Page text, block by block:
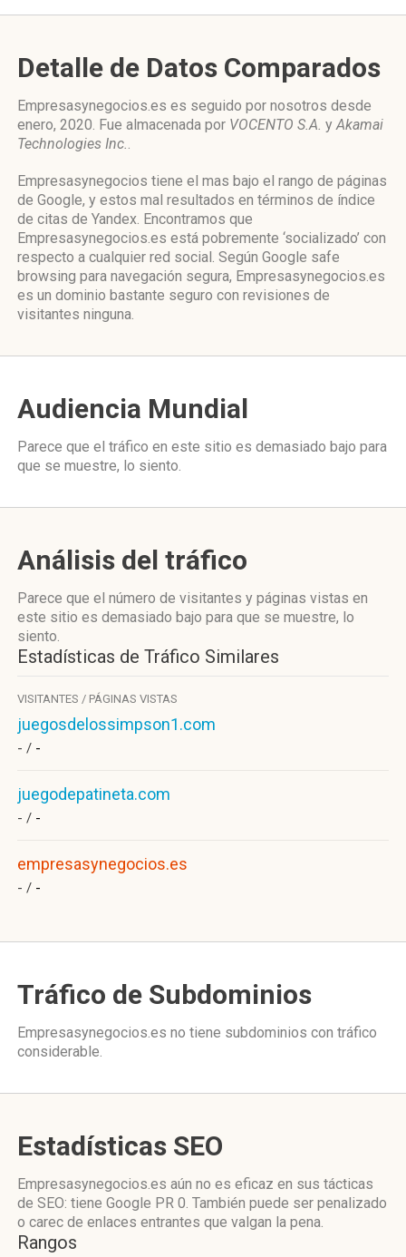
Detalle de Datos Comparados
Empresasynegocios.es es seguido por nosotros desde
enero, 2020. Fue almacenada por VOCENTO S.A. yAkamai
Technologies Inc..
Empresasynegocios tiene el mas bajo el rango de páginas
de Google, y estos mal resultados en términos de índice
de citas de Yandex. Encontramos que
Empresasynegocios.es está pobremente ‘socializado’ con
respecto a cualquier red social. Según Google safe
browsing para navegación segura, Empresasynegocios.es
es un dominio bastante seguro con revisiones de
visitantes ninguna.
Audiencia Mundial
Parece que el tráfico en este sitio es demasiado bajo para
que se muestre, lo siento.
Análisis del tráfico
Parece que el número de visitantes y páginas vistas en
este sitio es demasiado bajo para que se muestre, lo
siento.
Estadísticas de Tráfico Similares
VISITANTES / PÁGINAS VISTAS
juegosdelossimpson1.com
- / -
juegodepatineta.com
- / -
empresasynegocios.es
- / -
Tráfico de Subdominios
Empresasynegocios.es no tiene subdominios con tráfico
considerable.
Estadísticas SEO
Empresasynegocios.es aún no es eficaz en sus tácticas
de SEO: tiene Google PR 0. También puede ser penalizado
o carec de enlaces entrantes que valgan la pena.
Rangos